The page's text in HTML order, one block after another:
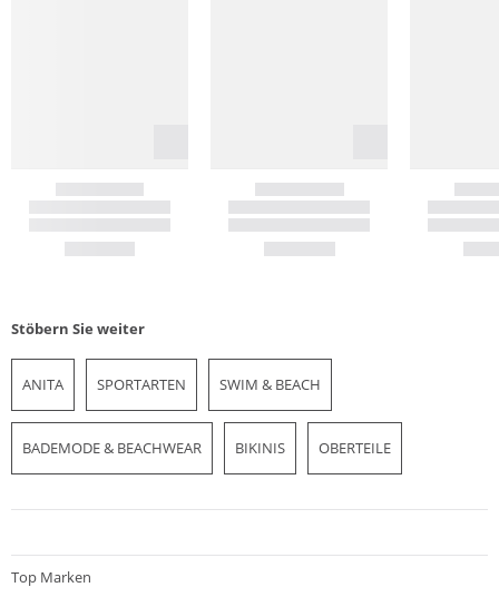
Stöbern Sie weiter
ANITA SPORTARTEN SWIM & BEACH
BADEMODE & BEACHWEAR BIKINIS OBERTEILE
Top Marken